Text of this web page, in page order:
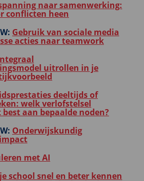
naar samenwerking:
conflicten heen
Gebruik van sociale media
acties naar teamwork
uitrollen in je
deeltijds of
welk verlofstelsel
aan bepaalde noden?
Onderwijskundig
met AI
school snel en beter kennen